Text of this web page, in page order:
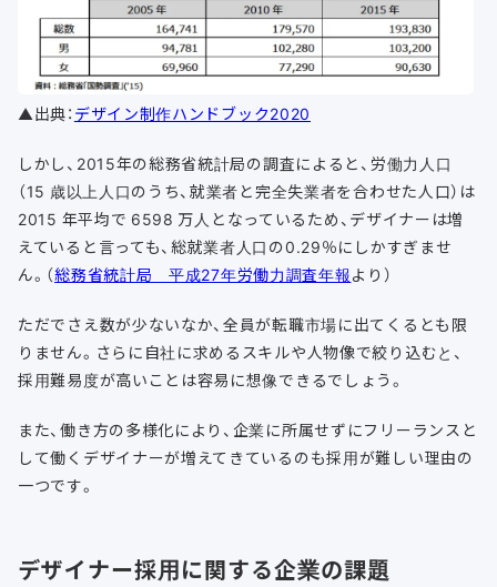
▲出典： デザイン制作ハンドブック2020
しかし、2015年の総務省統計局の調査によると、労働力人口
（15 歳以上人口のうち、就業者と完全失業者を合わせた人口）は
2015 年平均で 6598 万人となっているため、デザイナーは増
えていると言っても、総就業者人口の0.29％にしかすぎませ
ん。（総務省統計局 平成27年労働力調査年報より）
ただでさえ数が少ないなか、全員が転職市場に出てくるとも限
りません。さらに自社に求めるスキルや人物像で絞り込むと、
採用難易度が高いことは容易に想像できるでしょう。
また、働き方の多様化により、企業に所属せずにフリーランスと
して働くデザイナーが増えてきているのも採用が難しい理由の
一つです。
デザイナー採用に関する企業の課題